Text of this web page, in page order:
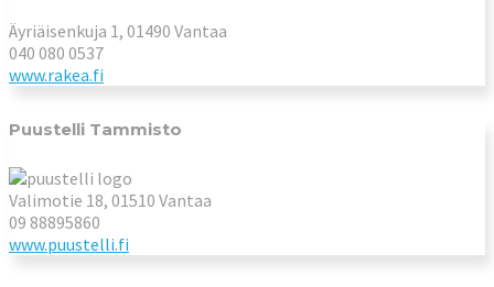
Äyriäisenkuja 1, 01490 Vantaa
040 080 0537
www.rakea.fi
Puustelli Tammisto
Valimotie 18, 01510 Vantaa
09 88895860
www.puustelli.fi